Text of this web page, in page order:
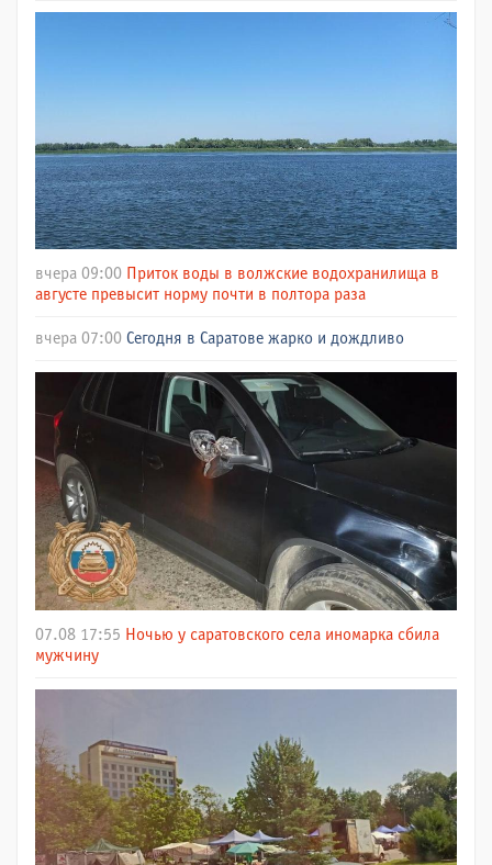
вчера 09:00 Приток воды в волжские водохранилища в
августе превысит норму почти в полтора раза
вчера 07:00 Сегодня в Саратове жарко и дождливо
07.08 17:55 Ночью у саратовского села иномарка сбила
мужчину